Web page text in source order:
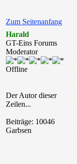
Zum Seitenanfang
Harald
GT-Eins Forums
Moderator
Offline
Der Autor dieser
Zeilen...
Beiträge: 10046
Garbsen